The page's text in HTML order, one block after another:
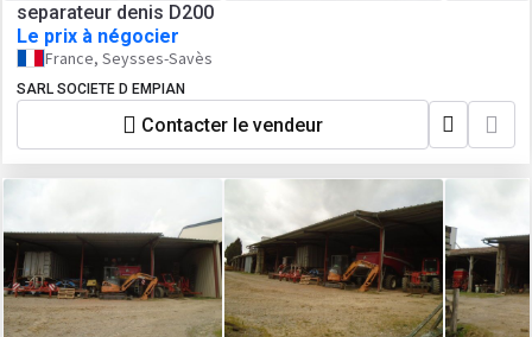
separateur denis D200
Le prix à négocier
France, Seysses-Savès
SARL SOCIETE D EMPIAN
Contacter le vendeur